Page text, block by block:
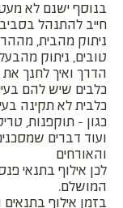
בנוסף ישנם לא
חייב להתנהל
ניתוק מהבית,
טובים, ניתוק
הדרך ואיך לחנך
כלבים שיש להם
כלבית לא תקינה
כגון - תוקפנות,
ועוד דברים
והאורחים
לכן אילוף בתנאי
המושלם.
בזמן אילוף